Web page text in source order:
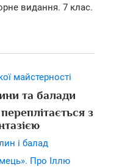
майстерності
та балади
з
і балад
Про Іллю